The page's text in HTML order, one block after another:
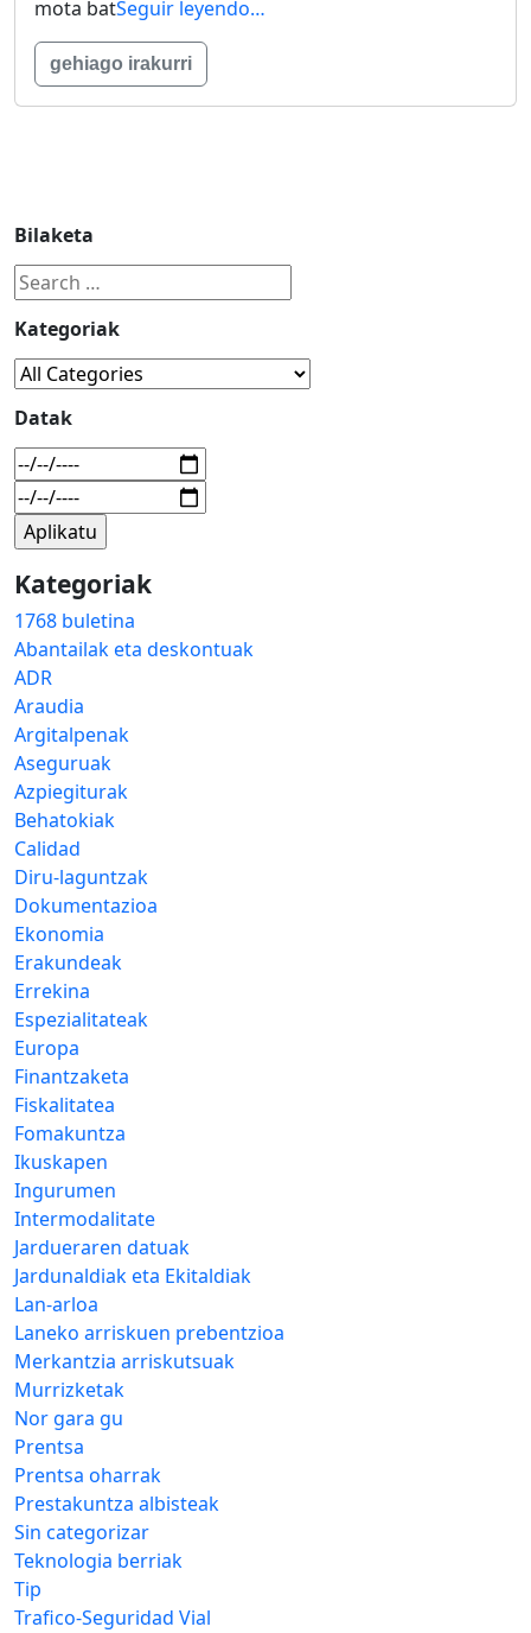
mota batSeguir leyendo…
gehiago irakurri
Bilaketa
Kategoriak
Datak
Kategoriak
1768 buletina
Abantailak eta deskontuak
ADR
Araudia
Argitalpenak
Aseguruak
Azpiegiturak
Behatokiak
Calidad
Diru-laguntzak
Dokumentazioa
Ekonomia
Erakundeak
Errekina
Espezialitateak
Europa
Finantzaketa
Fiskalitatea
Fomakuntza
Ikuskapen
Ingurumen
Intermodalitate
Jardueraren datuak
Jardunaldiak eta Ekitaldiak
Lan-arloa
Laneko arriskuen prebentzioa
Merkantzia arriskutsuak
Murrizketak
Nor gara gu
Prentsa
Prentsa oharrak
Prestakuntza albisteak
Sin categorizar
Teknologia berriak
Tip
Trafico-Seguridad Vial